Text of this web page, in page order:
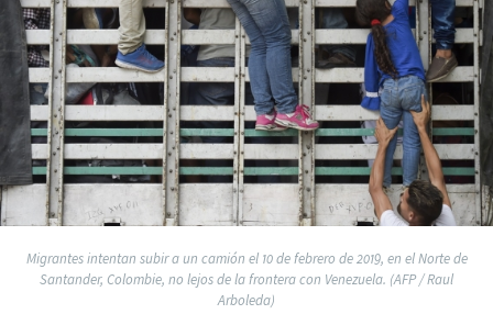
Migrantes intentan subir a un camión el 10 de febrero de 2019, en el Norte de
Santander, Colombie, no lejos de la frontera con Venezuela. (AFP / Raul
Arboleda)